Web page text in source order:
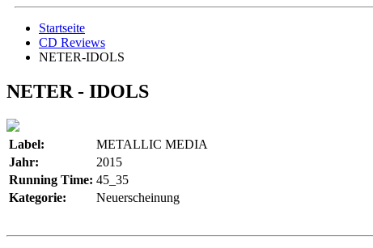
Startseite
CD Reviews
NETER-IDOLS
NETER - IDOLS
Label:
METALLIC MEDIA
Jahr:
2015
Running Time: 45_35
Kategorie:
Neuerscheinung